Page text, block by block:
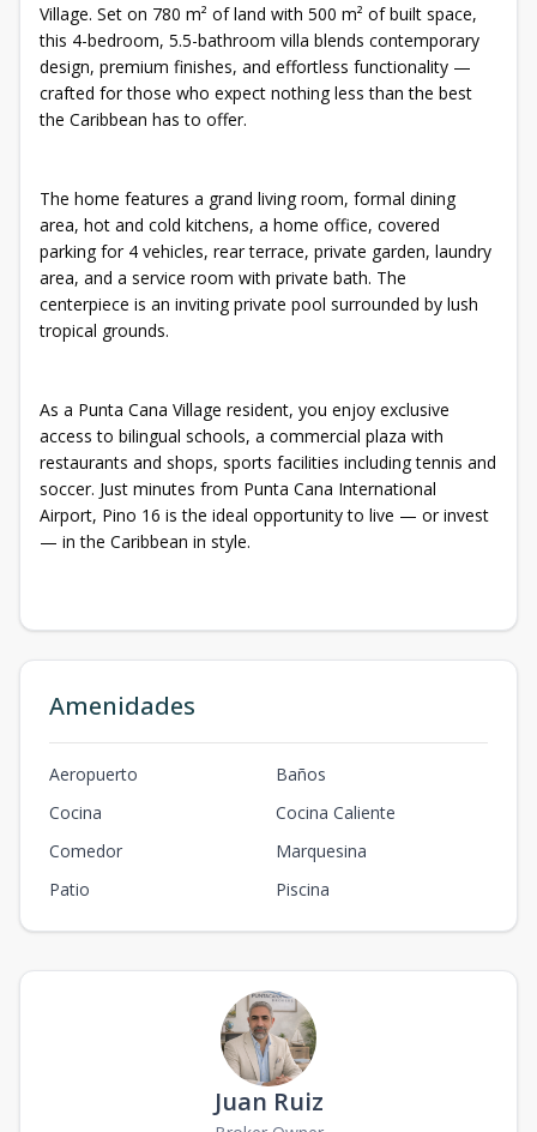
Village. Set on 780 m² of land with 500 m² of built space,
this 4-bedroom, 5.5-bathroom villa blends contemporary
design, premium finishes, and effortless functionality —
crafted for those who expect nothing less than the best
the Caribbean has to offer.
The home features a grand living room, formal dining
area, hot and cold kitchens, a home office, covered
parking for 4 vehicles, rear terrace, private garden, laundry
area, and a service room with private bath. The
centerpiece is an inviting private pool surrounded by lush
tropical grounds.
As a Punta Cana Village resident, you enjoy exclusive
access to bilingual schools, a commercial plaza with
restaurants and shops, sports facilities including tennis and
soccer. Just minutes from Punta Cana International
Airport, Pino 16 is the ideal opportunity to live — or invest
— in the Caribbean in style.
Amenidades
Aeropuerto
Baños
Cocina
Cocina Caliente
Comedor
Marquesina
Patio
Piscina
Juan Ruiz